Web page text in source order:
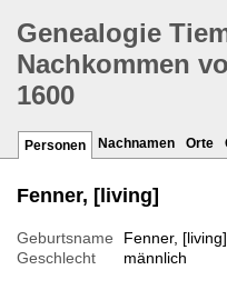
Genealogie
Nachkommen
1600
Personen Nachnamen Orte
Fenner, [living]
Geburtsname
Fenner, [living]
Geschlecht
männlich